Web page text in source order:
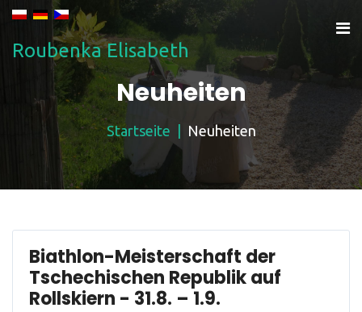
Roubenka Elisabeth
Neuheiten
Startseite Neuheiten
Biathlon-Meisterschaft der
Tschechischen Republik auf
Rollskiern - 31.8. – 1.9.